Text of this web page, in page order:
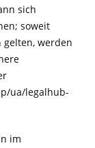
sich
soweit
werden
ua/legalhub-
im